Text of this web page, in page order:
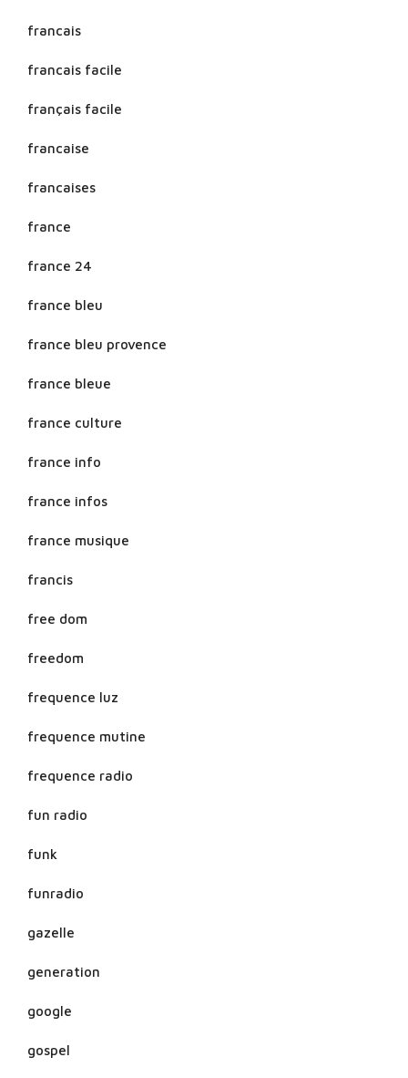
francais
francais facile
français facile
francaise
francaises
france
france 24
france bleu
france bleu provence
france bleue
france culture
france info
france infos
france musique
francis
free dom
freedom
frequence luz
frequence mutine
frequence radio
fun radio
funk
funradio
gazelle
generation
google
gospel